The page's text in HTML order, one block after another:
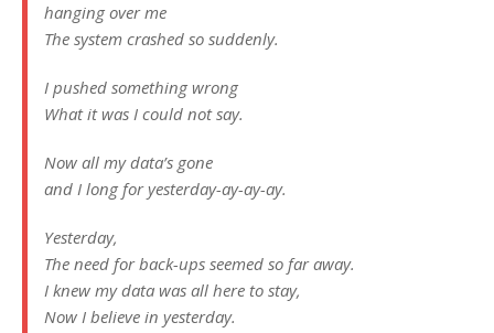
hanging over me
The system crashed so suddenly.
I pushed something wrong
What it was I could not say.
Now all my data’s gone
and I long for yesterday-ay-ay-ay.
Yesterday,
The need for back-ups seemed so far away.
I knew my data was all here to stay,
Now I believe in yesterday.